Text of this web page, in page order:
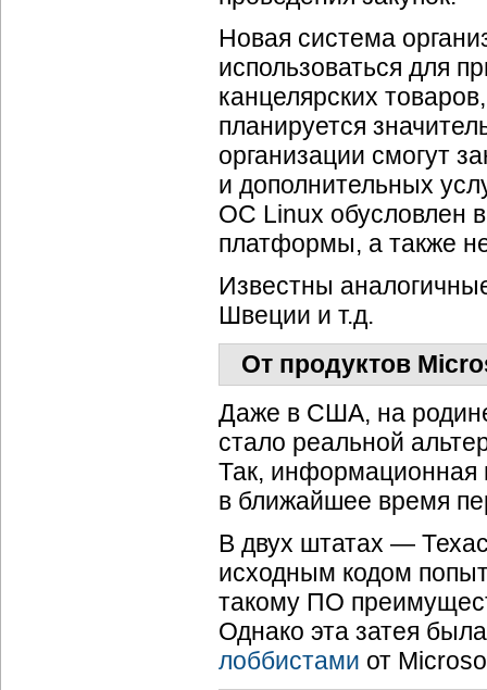
Новая система
использоваться для
канцелярских
планируется
организации смогут
и дополнительных
ОС Linux обусловлен
платформы, а также
Известны
Швеции и т.д.
От продуктов
Даже в США, на
стало реальной
Так, информационная
в ближайшее время
В двух штатах —
исходным кодом
такому ПО
Однако эта затея
лоббистами от